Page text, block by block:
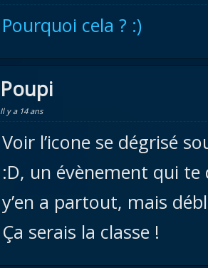
Pourquoi cela ? :)
Poupi
Il y a 14 ans
Voir l’icone se dégrisé
:D, un évènement qui
y’en a partout, mais
Ça serais la classe !